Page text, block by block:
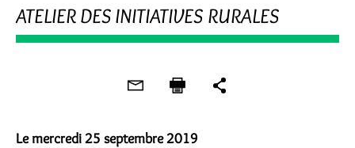
ATELIER DES INITIATIVES RURALES
Le mercredi 25 septembre 2019